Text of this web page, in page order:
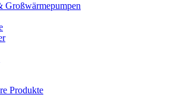
Großwärmepumpen
Produkte